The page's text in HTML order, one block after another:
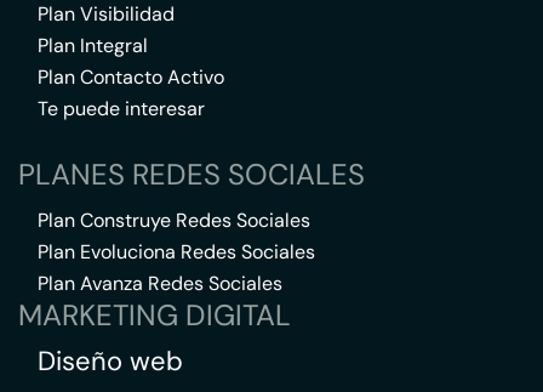
Plan Visibilidad
Plan Integral
Plan Contacto Activo
Te puede interesar
PLANES REDES SOCIALES
Plan Construye Redes Sociales
Plan Evoluciona Redes Sociales
Plan Avanza Redes Sociales
MARKETING DIGITAL
Diseño web